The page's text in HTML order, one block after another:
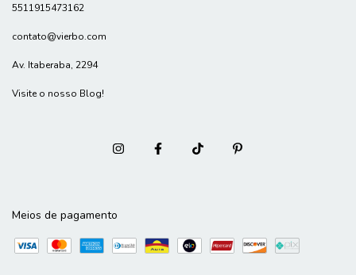
5511915473162
contato@vierbo.com
Av. Itaberaba, 2294
Visite o nosso Blog!
Meios de pagamento